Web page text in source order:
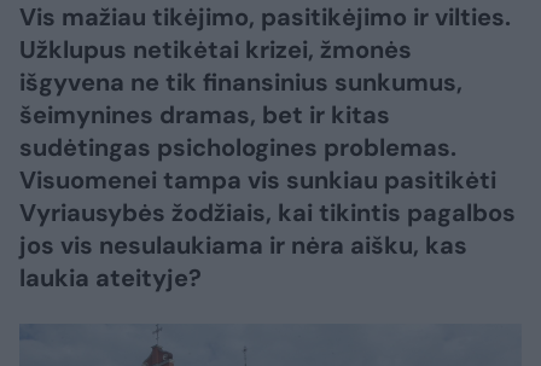
Vis mažiau tikėjimo, pasitikėjimo ir vilties.
Užklupus netikėtai krizei, žmonės
išgyvena ne tik finansinius sunkumus,
šeimynines dramas, bet ir kitas
sudėtingas psichologines problemas.
Visuomenei tampa vis sunkiau pasitikėti
Vyriausybės žodžiais, kai tikintis pagalbos
jos vis nesulaukiama ir nėra aišku, kas
laukia ateityje?